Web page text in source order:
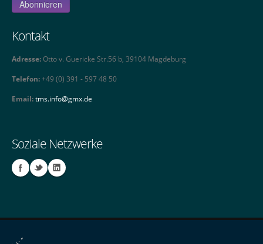
Kontakt
Adresse:Otto v. Guericke Str.56 b, 39104 Magdeburg
Telefon:+49 (0) 391 - 597 48 50
Email:tms.info@gmx.de
Soziale Netzwerke